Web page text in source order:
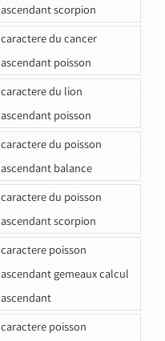
ascendant scorpion
caractere du cancer
ascendant poisson
caractere du lion
ascendant poisson
caractere du poisson
ascendant balance
caractere du poisson
ascendant scorpion
caractere poisson
ascendant gemeaux calcul
ascendant
caractere poisson